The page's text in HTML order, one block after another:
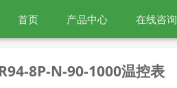
首页 产品中心 在线咨询
8P-N-90-1000温控表